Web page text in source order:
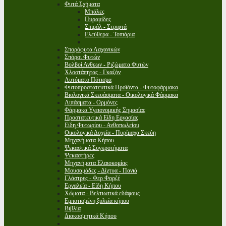
Φυτά Σχήματα
Μπάλες
Πυραμίδες
Σπιράλ - Στριφτά
Ελεύθερα - Τοπιάρια
Σπορόφυτα Λαχανικών
Σπόροι Φυτών
Βολβοί Ανθεων - Ριζώματα Φυτών
Χλοοτάπητας - Γκαζόν
Αυτόματο Πότισμα
Φυτοπροστατευτικά Προϊόντα - Φυτοφάρμακα
Βιολογικά Σκευάσματα - Οικολογικά Φάρμακα
Λιπάσματα - Ορμόνες
Φάρμακα Υγειονομικής Σημασίας
Προστατευτικά Είδη Εργασίας
Είδη Φυτωρίου - Ανθοπωλείου
Οικολογικά Δοχεία - Πυρίμαχα Σκεύη
Μηχανήματα Κήπου
Ψεκαστικά Συγκροτήματα
Ψεκαστήρες
Μηχανήματα Ελαιοκομίας
Μουσαμάδες - Δίχτυα - Πανιά
Γλάστρες - Φερ Φορζέ
Εργαλεία - Είδη Κήπου
Χώματα - Βελτιωτικά εδάφους
Εμποτισμένη ξυλεία κήπου
Βιβλία
Διακοσμητικά Κήπου